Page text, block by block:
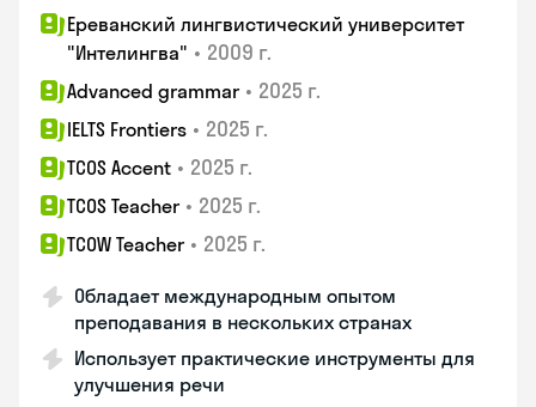
Ереванский лингвистический университет
"Интелингва" • 2009 г.
Advanced grammar • 2025 г.
IELTS Frontiers • 2025 г.
TCOS Accent • 2025 г.
TCOS Teacher • 2025 г.
TCOW Teacher • 2025 г.
Обладает международным опытом
преподавания в нескольких странах
Использует практические инструменты для
улучшения речи